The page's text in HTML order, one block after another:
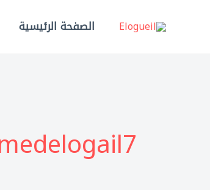
الصفحة الرئيسية